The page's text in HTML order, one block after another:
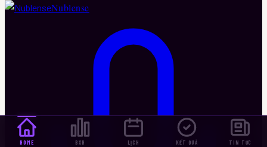
Nublense
HOME BXH LỊCH KẾT QUẢ TIN TỨC